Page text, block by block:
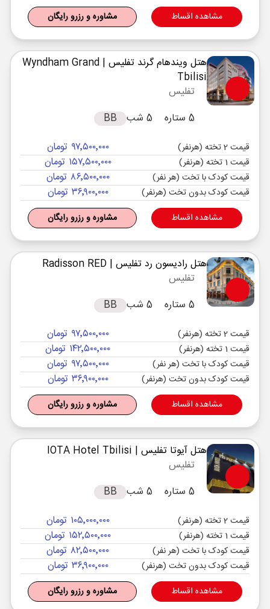
مشاهده اقساط مشاوره و رزرو رایگان
هتل ویندهام گرند تفلیس | Wyndham Grand
Tbilisi
تفلیس
5 ستاره
5 شب BB
قیمت 2 تخته (هرنفر) ۹۷٬۵۰۰٬۰۰۰ تومان
قیمت 1 تخته (هرنفر) ۱۵۷٬۵۰۰٬۰۰۰ تومان
قیمت کودک با تخت (هر نفر) ۸۶٬۵۰۰٬۰۰۰ تومان
قیمت کودک بدون تخت (هرنفر) ۳۶٬۹۰۰٬۰۰۰ تومان
مشاهده اقساط مشاوره و رزرو رایگان
هتل رادیسون رد تفلیس | Radisson RED
تفلیس
5 ستاره
5 شب BB
قیمت 2 تخته (هرنفر) ۹۷٬۵۰۰٬۰۰۰ تومان
قیمت 1 تخته (هرنفر) ۱۴۲٬۵۰۰٬۰۰۰ تومان
قیمت کودک با تخت (هر نفر) ۹۷٬۵۰۰٬۰۰۰ تومان
قیمت کودک بدون تخت (هرنفر) ۳۶٬۹۰۰٬۰۰۰ تومان
مشاهده اقساط مشاوره و رزرو رایگان
هتل آیوتا تفلیس | IOTA Hotel Tbilisi
تفلیس
5 ستاره
5 شب BB
قیمت 2 تخته (هرنفر) ۱۰۵٬۰۰۰٬۰۰۰ تومان
قیمت 1 تخته (هرنفر) ۱۵۲٬۵۰۰٬۰۰۰ تومان
قیمت کودک با تخت (هر نفر) ۸۲٬۵۰۰٬۰۰۰ تومان
قیمت کودک بدون تخت (هرنفر) ۳۶٬۹۰۰٬۰۰۰ تومان
مشاهده اقساط مشاوره و رزرو رایگان